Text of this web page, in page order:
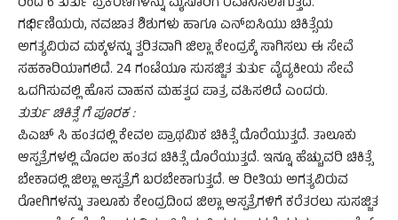
ಗರ್ಭಿಣಿಯರು, ನವಜಾತ ಶಿಶುಗಳು ಹಾಗೂ ಎನ್‌ಐಸಿಯು ಚಿಕಿತ್ಸೆಯ
ಅಗತ್ಯವಿರುವ ಮಕ್ಕಳನ್ನು ತ್ವರಿತವಾಗಿ ಜಿಲ್ಲಾ ಕೇಂದ್ರಕ್ಕೆ ಸಾಗಿಸಲು ಈ ಸೇವೆ
ಸಹಕಾರಿಯಾಗಲಿದೆ. 24 ಗಂಟೆಯೂ ಸುಸಜ್ಜಿತ ತುರ್ತು ವೈದ್ಯಕೀಯ ಸೇವೆ
ಒದಗಿಸುವಲ್ಲಿ ಹೊಸ ವಾಹನ ಮಹತ್ವದ ಪಾತ್ರ ವಹಿಸಲಿದೆ ಎಂದರು.
ತುರ್ತು ಚಿಕಿತ್ಸೆ ಗೆ ಪೂರಕ :
ಪಿಎಚ್ ಸಿ ಹಂತದಲ್ಲಿ ಕೇವಲ ಪ್ರಾಥಮಿಕ ಚಿಕಿತ್ಸೆ ದೊರೆಯುತ್ತದೆ. ತಾಲೂಕು
ಆಸ್ಪತ್ರೆಗಳಲ್ಲಿ ಮೊದಲ ಹಂತದ ಚಿಕಿತ್ಸೆ ದೊರೆಯುತ್ತದೆ. ಇನ್ನೂ ಹೆಚ್ಚುವರಿ ಚಿಕಿತ್ಸೆ
ಬೇಕಾದಲ್ಲಿ ಜಿಲ್ಲಾ ಆಸ್ಪತ್ರೆಗೆ ಬರಬೇಕಾಗುತ್ತದೆ. ಆ ರೀತಿಯ ಅಗತ್ಯವಿರುವ
ರೋಗಿಗಳನ್ನು ತಾಲೂಕು ಕೇಂದ್ರದಿಂದ ಜಿಲ್ಲಾ ಆಸ್ಪತ್ರೆಗಳಿಗೆ ಕರೆತರಲು ಸುಸಜ್ಜಿತ